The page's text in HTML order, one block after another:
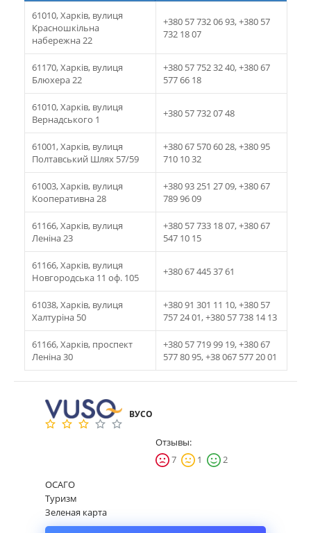
61010, Харків, вулиця
Красношкiльна
набережна 22
+380 57 732 06 93, +380 57
732 18 07
61170, Харків, вулиця
Блюхера 22
+380 57 752 32 40, +380 67
577 66 18
61010, Харків, вулиця
Вернадського 1
+380 57 732 07 48
61001, Харків, вулиця
Полтавський Шлях 57/59
+380 67 570 60 28, +380 95
710 10 32
61003, Харків, вулиця
Кооперативна 28
+380 93 251 27 09, +380 67
789 96 09
61166, Харків, вулиця
Леніна 23
+380 57 733 18 07, +380 67
547 10 15
61166, Харків, вулиця
Новгородська 11 оф. 105
+380 67 445 37 61
61038, Харків, вулиця
Халтуріна 50
+380 91 301 11 10, +380 57
757 24 01, +380 57 738 14 13
61166, Харків, проспект
Леніна 30
+380 57 719 99 19, +380 67
577 80 95, +38 067 577 20 01
ВУСО
Отзывы:
7
1
2
ОСАГО
Туризм
Зеленая карта